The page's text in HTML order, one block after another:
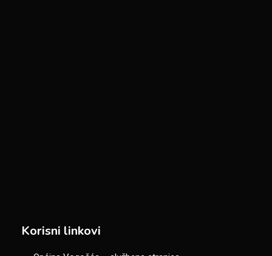
Korisni linkovi